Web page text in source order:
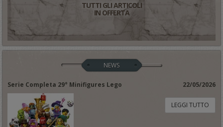
TUTTI GLI ARTICOLI
IN OFFERTA
NEWS
Serie Completa 29° Minifigures Lego 22/05/2026
LEGGI TUTTO